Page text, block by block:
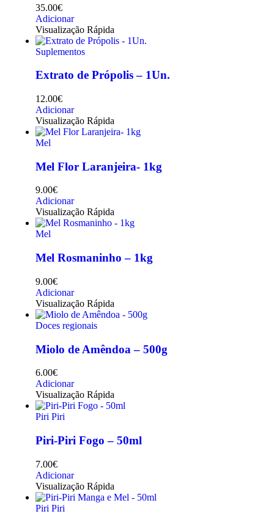
35.00€
Adicionar
Visualização Rápida
Suplementos
Extrato de Própolis – 1Un.
12.00€
Adicionar
Visualização Rápida
Mel
Mel Flor Laranjeira- 1kg
9.00€
Adicionar
Visualização Rápida
Mel
Mel Rosmaninho – 1kg
9.00€
Adicionar
Visualização Rápida
Doces regionais
Miolo de Amêndoa – 500g
6.00€
Adicionar
Visualização Rápida
Piri Piri
Piri-Piri Fogo – 50ml
7.00€
Adicionar
Visualização Rápida
Piri Piri